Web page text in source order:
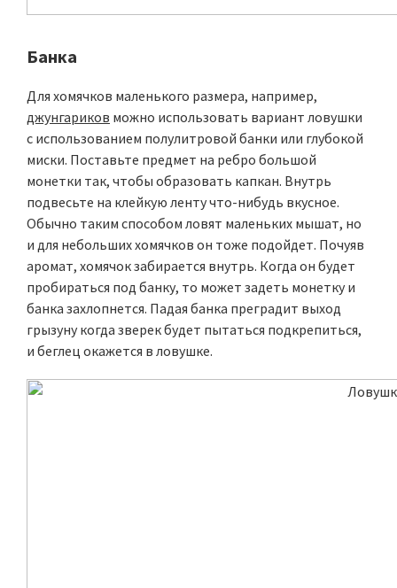
Банка
Для хомячков маленького размера, например,
джунгариков можно использовать вариант ловушки
с использованием полулитровой банки или глубокой
миски. Поставьте предмет на ребро большой
монетки так, чтобы образовать капкан. Внутрь
подвесьте на клейкую ленту что-нибудь вкусное.
Обычно таким способом ловят маленьких мышат, но
и для небольших хомячков он тоже подойдет. Почуяв
аромат, хомячок забирается внутрь. Когда он будет
пробираться под банку, то может задеть монетку и
банка захлопнется. Падая банка преградит выход
грызуну когда зверек будет пытаться подкрепиться,
и беглец окажется в ловушке.